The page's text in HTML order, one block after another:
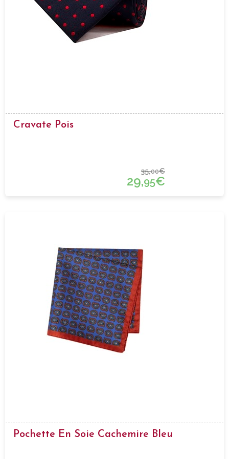
Cravate Pois
35,00€
29,95€
Pochette En Soie Cachemire Bleu